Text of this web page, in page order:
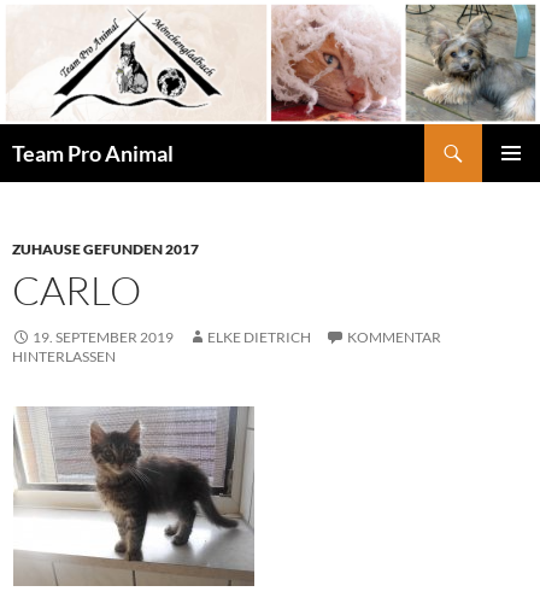
springen
Team Pro Animal
ZUHAUSE GEFUNDEN 2017
CARLO
19. SEPTEMBER 2019 ELKE DIETRICH
KOMMENTAR
HINTERLASSEN